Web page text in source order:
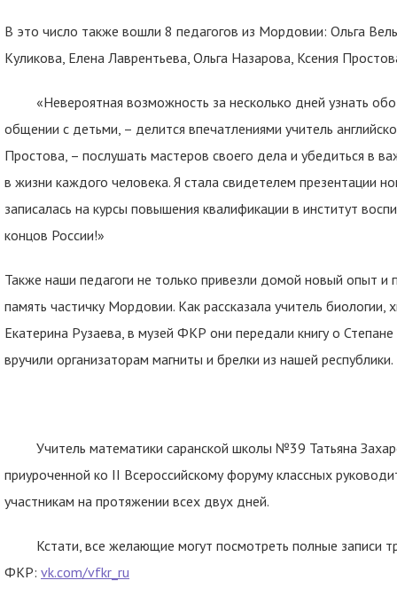
В это число также вошли 8 педагогов из Мордовии: Ольга
Куликова, Елена Лаврентьева, Ольга Назарова, Ксения
«Невероятная возможность за несколько дней узнать
общении с детьми, – делится впечатлениями учитель
Простова, – послушать мастеров своего дела и убедиться в
в жизни каждого человека. Я стала свидетелем презентации
записалась на курсы повышения квалификации в институт
концов России!»
Также наши педагоги не только привезли домой новый опыт
память частичку Мордовии. Как рассказала учитель
Екатерина Рузаева, в музей ФКР они передали книгу о Степане
вручили организаторам магниты и брелки из нашей республики.
Учитель математики саранской школы №39 Татьяна
приуроченной ко II Всероссийскому форуму классных
участникам на протяжении всех двух дней.
Кстати, все желающие могут посмотреть полные записи
ФКР: vk.com/vfkr_ru